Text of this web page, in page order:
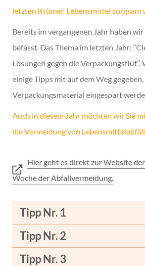
letzten Krümel: Lebensmittel sorgsam
Bereits im vergangenen Jahr haben
befasst. Das Thema im letzten Jahr:
Lösungen gegen die
einige Tipps mit auf dem Weg
Verpackungsmaterial eingespart
Auch in diesem Jahr möchten wir Sie
die Vermeidung von
Hier geht es direkt zur Website
Woche der Abfallvermeidung.
Tipp Nr. 1
Tipp Nr. 2
Tipp Nr. 3